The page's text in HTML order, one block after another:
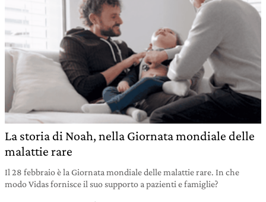
La storia di Noah, nella Giornata mondiale delle
malattie rare
Il 28 febbraio è la Giornata mondiale delle malattie rare. In che
modo Vidas fornisce il suo supporto a pazienti e famiglie?